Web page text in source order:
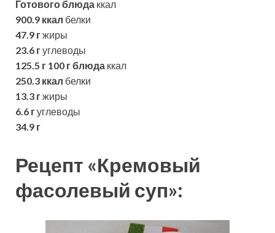
Готового блюда ккал
900.9 ккал белки
47.9 гжиры
23.6 гуглеводы
125.5 г 100 г блюда ккал
250.3 ккал белки
13.3 гжиры
6.6 гуглеводы
34.9 г
Рецепт «Кремовый
фасолевый суп»: